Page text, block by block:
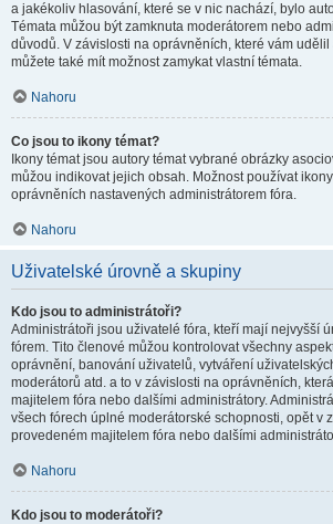
a jakékoliv hlasování, které se v nic nachází, bylo
Témata můžou být zamknuta moderátorem nebo
důvodů. V závislosti na oprávněních, které vám
můžete také mít možnost zamykat vlastní témata.
Nahoru
Co jsou to ikony témat?
Ikony témat jsou autory témat vybrané obrázky
můžou indikovat jejich obsah. Možnost používat
oprávněních nastavených administrátorem fóra.
Nahoru
Uživatelské úrovně a skupiny
Kdo jsou to administrátoři?
Administrátoři jsou uživatelé fóra, kteří mají nejvyšší
fórem. Tito členové můžou kontrolovat všechny
oprávnění, banování uživatelů, vytváření
moderátorů atd. a to v závislosti na oprávněních,
majitelem fóra nebo dalšími administrátory.
všech fórech úplné moderátorské schopnosti, opět v
provedeném majitelem fóra nebo dalšími
Nahoru
Kdo jsou to moderátoři?